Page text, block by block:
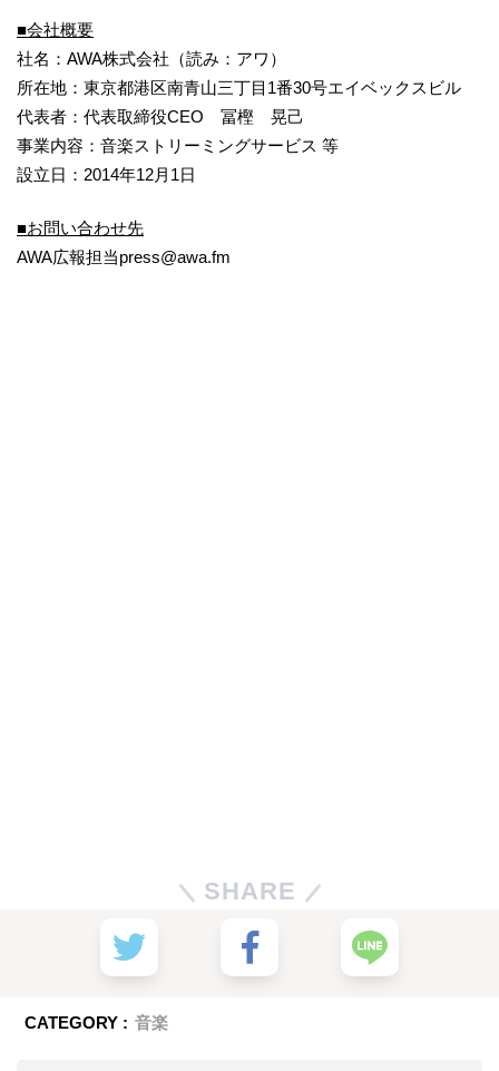
■会社概要
社名：AWA株式会社（読み：アワ）
所在地：東京都港区南青山三丁目1番30号エイベックスビル
代表者：代表取締役CEO 冨樫 晃己
事業内容：音楽ストリーミングサービス 等
設立日：2014年12月1日
■お問い合わせ先
AWA広報担当press@awa.fm
SHARE
CATEGORY : 音楽